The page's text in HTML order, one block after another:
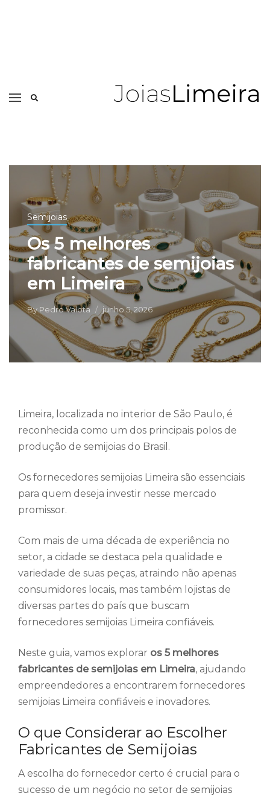
Semijoias
Os 5 melhores
fabricantes de semijoias
em Limeira
ByPedro Valota junho 5, 2026
Limeira, localizada no interior de São Paulo, é
reconhecida como um dos principais polos de
produção de semijoias do Brasil.
Os fornecedores semijoias Limeira são essenciais
para quem deseja investir nesse mercado
promissor.
Com mais de uma década de experiência no
setor, a cidade se destaca pela qualidade e
variedade de suas peças, atraindo não apenas
consumidores locais, mas também lojistas de
diversas partes do país que buscam
fornecedores semijoias Limeira confiáveis.
Neste guia, vamos explorar os 5 melhores
fabricantes de semijoias em Limeira, ajudando
empreendedores a encontrarem fornecedores
semijoias Limeira confiáveis e inovadores.
O que Considerar ao Escolher
Fabricantes de Semijoias
A escolha do fornecedor certo é crucial para o
sucesso de um negócio no setor de semijoias